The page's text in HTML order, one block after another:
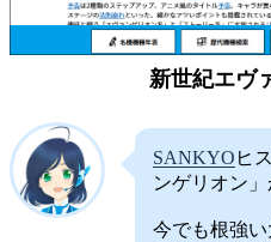
新世紀エヴ
SANKYO ヒ
ンゲリオン
今でも根強